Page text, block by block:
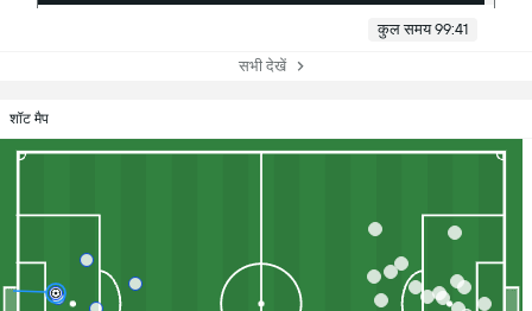
कुल समय 99:41
सभी देखें
शॉट मैप